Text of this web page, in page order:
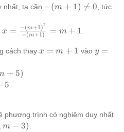
nhất, ta cần -
\ne 0
−(m + 1) 
= 0 , tức
x =
\frac{-
(m+1)^2}
= m+1
x = −(m+1 )
−(m+1 )2
= m + 1
cách thay x =
x = m + 1 vàoy = 2x
y =
+ 5)
5
phương trình có nghiệm duy nhất
m − 3)